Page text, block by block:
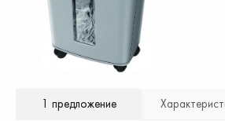
1 предложение